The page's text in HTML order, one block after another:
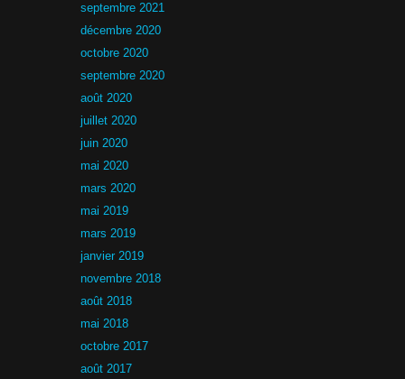
septembre 2021
décembre 2020
octobre 2020
septembre 2020
août 2020
juillet 2020
juin 2020
mai 2020
mars 2020
mai 2019
mars 2019
janvier 2019
novembre 2018
août 2018
mai 2018
octobre 2017
août 2017